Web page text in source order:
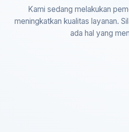
Kami sedang melakukan
meningkatkan kualitas layanan.
ada hal yang